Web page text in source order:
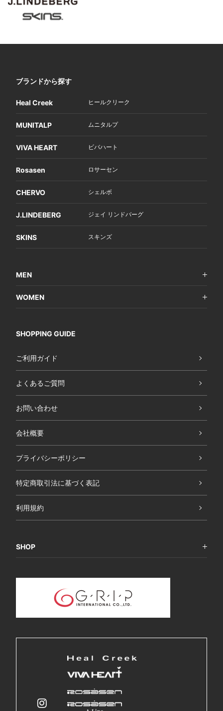
ブランドから探す
Heal Creek ヒールクリーク
MUNITALP ムニタルプ
VIVA HEART ビバハート
Rosasen ロサーセン
CHERVO シェルボ
J.LINDEBERG ジェイ リンドバーグ
SKINS スキンズ
MEN
WOMEN
SHOPPING GUIDE
ご利用ガイド
よくあるご質問
お問い合わせ
会社概要
プライバシーポリシー
特定商取引法に基づく表記
利用規約
SHOP